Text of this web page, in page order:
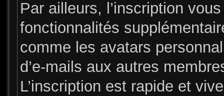
Par ailleurs, l’inscription
fonctionnalités
comme les avatars
d’e-mails aux autres
L’inscription est rapide et